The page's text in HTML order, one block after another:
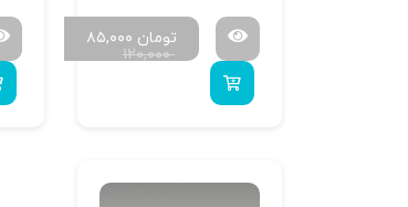
۱۲۰,۰۰۰
۸۵,۰۰۰ تومان